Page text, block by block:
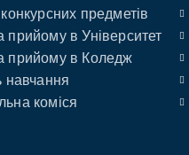
предметів
прийому в Університет
прийому в Коледж
навчання
коміся